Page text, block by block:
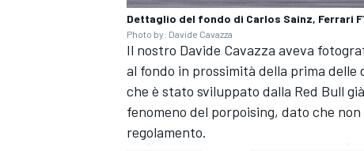
Dettaglio del fondo di Carlos Sainz, Ferrari
Photo by: Davide Cavazza
Il nostro Davide Cavazza aveva
al fondo in prossimità della prima
che è stato sviluppato dalla Red Bull
fenomeno del porpoising, dato che
regolamento.